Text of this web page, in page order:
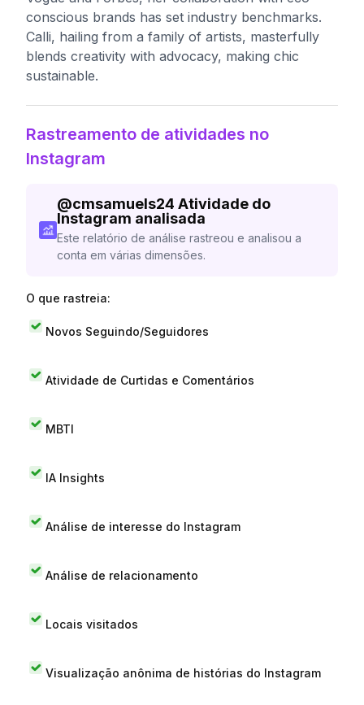
conscious brands has set industry benchmarks.
Calli, hailing from a family of artists, masterfully
blends creativity with advocacy, making chic
sustainable.
Rastreamento de atividades no
Instagram
@cmsamuels24 Atividade do
Instagram analisada
Este relatório de análise rastreou e analisou a
conta em várias dimensões.
O que rastreia:
Novos Seguindo/Seguidores
Atividade de Curtidas e Comentários
MBTI
IA Insights
Análise de interesse do Instagram
Análise de relacionamento
Locais visitados
Visualização anônima de histórias do Instagram